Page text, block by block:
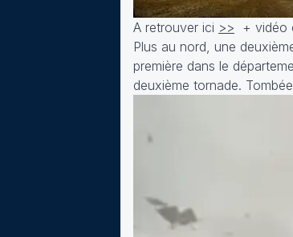
A retrouver ici >> + vidéo
Plus au nord, une
première dans le
deuxième tornade.